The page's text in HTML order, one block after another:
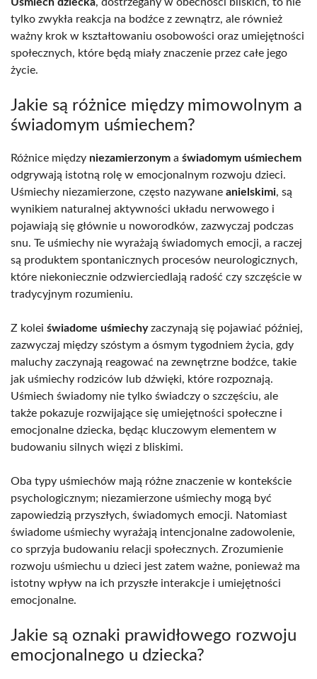
tylko zwykła reakcja na bodźce z zewnątrz, ale również
ważny krok w kształtowaniu osobowości oraz umiejętności
społecznych, które będą miały znaczenie przez całe jego
życie.
Jakie są różnice między mimowolnym a
świadomym uśmiechem?
Różnice między niezamierzonym a świadomym uśmiechem
odgrywają istotną rolę w emocjonalnym rozwoju dzieci.
Uśmiechy niezamierzone, często nazywane anielskimi, są
wynikiem naturalnej aktywności układu nerwowego i
pojawiają się głównie u noworodków, zazwyczaj podczas
snu. Te uśmiechy nie wyrażają świadomych emocji, a raczej
są produktem spontanicznych procesów neurologicznych,
które niekoniecznie odzwierciedlają radość czy szczęście w
tradycyjnym rozumieniu.
Z kolei świadome uśmiechyzaczynają się pojawiać później,
zazwyczaj między szóstym a ósmym tygodniem życia, gdy
maluchy zaczynają reagować na zewnętrzne bodźce, takie
jak uśmiechy rodziców lub dźwięki, które rozpoznają.
Uśmiech świadomy nie tylko świadczy o szczęściu, ale
także pokazuje rozwijające się umiejętności społeczne i
emocjonalne dziecka, będąc kluczowym elementem w
budowaniu silnych więzi z bliskimi.
Oba typy uśmiechów mają różne znaczenie w kontekście
psychologicznym; niezamierzone uśmiechy mogą być
zapowiedzią przyszłych, świadomych emocji. Natomiast
świadome uśmiechy wyrażają intencjonalne zadowolenie,
co sprzyja budowaniu relacji społecznych. Zrozumienie
rozwoju uśmiechu u dzieci jest zatem ważne, ponieważ ma
istotny wpływ na ich przyszłe interakcje i umiejętności
emocjonalne.
Jakie są oznaki prawidłowego rozwoju
emocjonalnego u dziecka?